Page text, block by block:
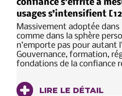
confiance s’effrite à
usages s’intensifient
Massivement adoptée dans
comme dans la sphère
n’emporte pas pour autant
Gouvernance, formation,
fondations de la confiance
LIRE LE DÉTAIL